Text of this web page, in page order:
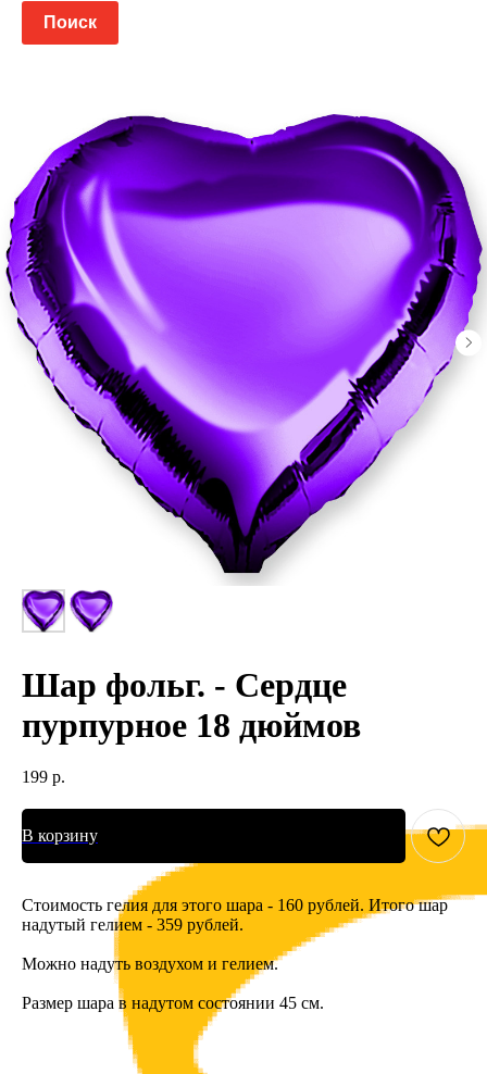
Поиск
Шар фольг. - Сердце
пурпурное 18 дюймов
199 р.
В корзину
Стоимость гелия для этого шара - 160 рублей. Итого шар
надутый гелием - 359 рублей.
Можно надуть воздухом и гелием.
Размер шара в надутом состоянии 45 см.